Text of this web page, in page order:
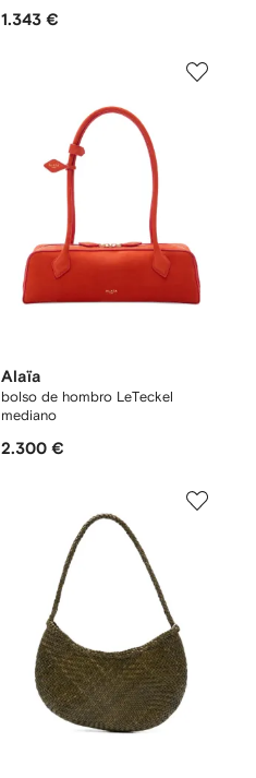
1.343 €
Alaïa
bolso de hombro LeTeckel
mediano
2.300 €